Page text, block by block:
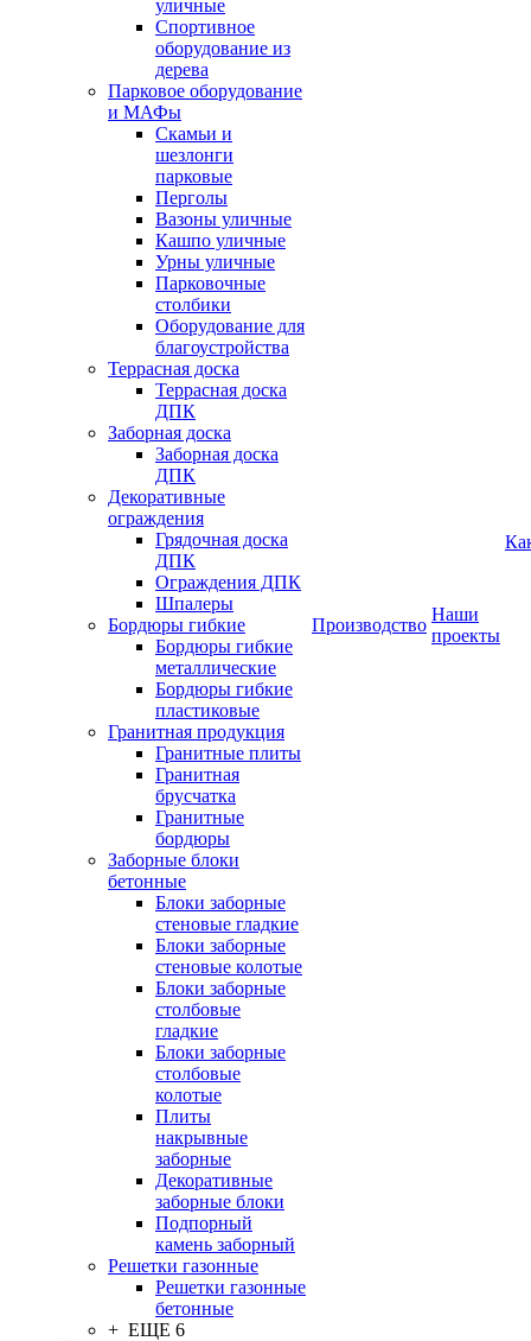
уличные
Спортивное
оборудование из
дерева
Парковое оборудование
и МАФы
Скамьи и
шезлонги
парковые
Перголы
Вазоны уличные
Кашпо уличные
Урны уличные
Парковочные
столбики
Оборудование для
благоустройства
Террасная доска
Террасная доска
ДПК
Заборная доска
Заборная доска
ДПК
Декоративные
ограждения
Грядочная доска
ДПК
Ограждения ДПК
Шпалеры
Бордюры гибкие
Бордюры гибкие
металлические
Бордюры гибкие
пластиковые
Гранитная продукция
Гранитные плиты
Гранитная
брусчатка
Гранитные
бордюры
Заборные блоки
бетонные
Блоки заборные
стеновые гладкие
Блоки заборные
стеновые колотые
Блоки заборные
столбовые
гладкие
Блоки заборные
столбовые
колотые
Плиты
накрывные
заборные
Декоративные
заборные блоки
Подпорный
камень заборный
Решетки газонные
Решетки газонные
бетонные
+ ЕЩЕ 6
Производство
Наши
проекты